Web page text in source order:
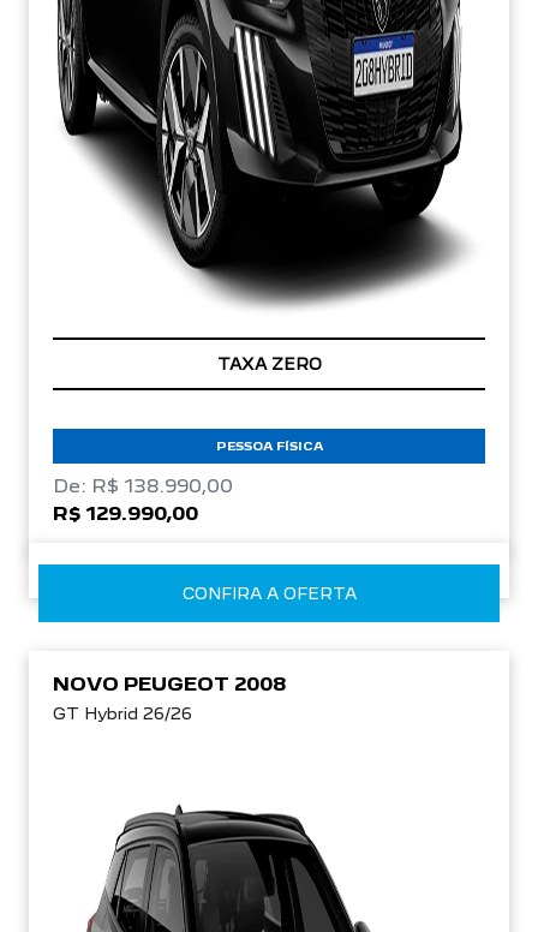
TAXA ZERO
PESSOA FÍSICA
De: R$ 138.990,00
R$ 129.990,00
CONFIRA A OFERTA
NOVO PEUGEOT 2008
GT Hybrid 26/26